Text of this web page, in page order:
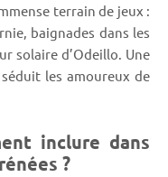
terrain de jeux :
baignades dans les
solaire d’Odeillo. Une
les amoureux de
inclure dans
?